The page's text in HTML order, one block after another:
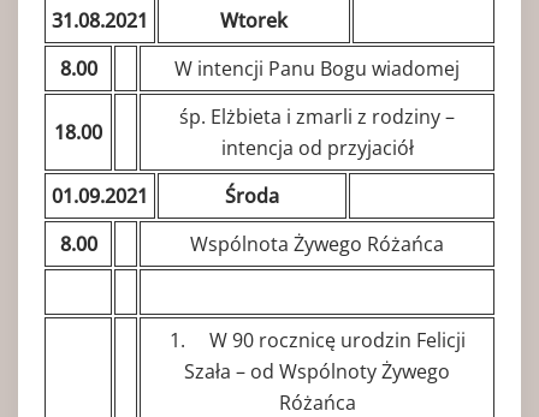
31.08.2021
Wtorek
8.00
W intencji Panu Bogu wiadomej
18.00
śp. Elżbieta i zmarli z rodziny –
intencja od przyjaciół
01.09.2021
Środa
8.00
Wspólnota Żywego Różańca
1. W 90 rocznicę urodzin Felicji
Szała – od Wspólnoty Żywego
Różańca